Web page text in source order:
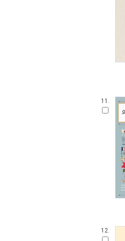
11.
12.